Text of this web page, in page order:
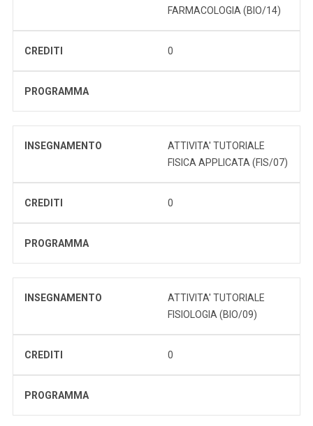
FARMACOLOGIA (BIO/14)
CREDITI 0
PROGRAMMA
INSEGNAMENTO
ATTIVITA' TUTORIALE
FISICA APPLICATA (FIS/07)
CREDITI 0
PROGRAMMA
INSEGNAMENTO
ATTIVITA' TUTORIALE
FISIOLOGIA (BIO/09)
CREDITI 0
PROGRAMMA